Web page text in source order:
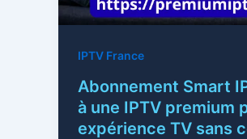
IPTV France
Abonnement Smart
à une IPTV premium
expérience TV sans